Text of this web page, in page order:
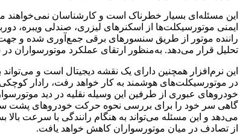
این مسئله‌ای بسیار خطرناک است و کارشناسان نمی‌خواهند
ایمنی موتورسیکلت‌ها از اسکنرهای لیزری، صندلی ویبره،
راننده موتور از طریق سنسورهای برقی جمع‌آوری شده و
تحلیل قرار می‌دهد. به‌منظور ارتقای عملکرد موتورسواران
این نرم‌افزار همچنین دارای یک نقشه دیجیتال است و
در موتورسیکلت‌های هوشمند به کار خواهد رفت، رادار
خودروهای عبوری از طرفین این وسیله نقلیه در دید‌
گاهی سر خود را برای بررسی نحوه حرکت خودروهای پشت
می‌دهد و این مسئله می‌تواند به هنگام رانندگی با سرعت
از تصادف در میان موتورسواران کاهش خواهد یافت.